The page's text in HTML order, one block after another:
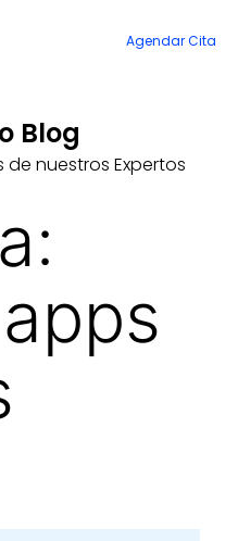
Agendar Cita
Blog
nuestros Expertos